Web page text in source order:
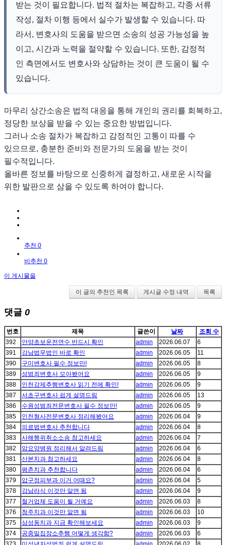
받는 것이 필요합니다. 법적 절차는 복잡하고, 각종 서류
작성, 절차 이행 등에서 실수가 발생할 수 있습니다. 따
라서, 변호사의 도움을 받으면 소송의 성공 가능성을 높
이고, 시간과 노력을 절약할 수 있습니다. 또한, 감정적
인 측면에서도 변호사와 상담하는 것이 큰 도움이 될 수
있습니다.
마무리 상간소송은 법적 대응을 통해 개인의 권리를 회복하고,
정당한 보상을 받을 수 있는 중요한 방법입니다.
그러나 소송 절차가 복잡하고 감정적인 고통이 따를 수
있으므로, 충분한 준비와 전문가의 도움을 받는 것이
필수적입니다.
올바른 정보를 바탕으로 신중하게 결정하고, 새로운 시작을
위한 발판으로 삼을 수 있도록 하여야 합니다.
추천 0
비추천 0
이 게시물을
이 글의 추천인 목록 게시글 수정 내역 목록
댓글 0
번호 제목 글쓴이 날짜
조회 수
392
안양초보운전연수 반드시 확인 admin 2026.06.07
6
391
강남법무법인 바로 확인 admin 2026.06.05
11
390
구미변호사 필수 정보만! admin 2026.06.05
8
389
성범죄변호사 모아봤어요 admin 2026.06.05
9
388
인천강제추행변호사 읽기 전에 확인! admin 2026.06.05
9
387
서초구변호사 쉽게 설명드림 admin 2026.06.05
13
386
수원성범죄전문변호사 필수 정보만! admin 2026.06.05
9
385
인천형사전문변호사 정리해봤어요 admin 2026.06.04
9
384
의료법변호사 추천합니다 admin 2026.06.04
8
383
사해행위취소소송 참고하세요 admin 2026.06.04
7
382
암요양병원 정리해서 알려드림 admin 2026.06.04
6
381
산본치과 참고하세요 admin 2026.06.04
8
380
평촌치과 추천합니다 admin 2026.06.04
6
379
압구정피부과 이거 어때요? admin 2026.06.04
5
378
강남라식 이것만 알면 됨 admin 2026.06.04
9
377
철거업체 도움이 될 거예요 admin 2026.06.03
8
376
청주치과 이것만 알면 됨 admin 2026.06.03
10
375
삼성동치과 지금 확인해보세요 admin 2026.06.03
9
374
공중밀집장소추행 어떻게 생각함? admin 2026.06.03
6